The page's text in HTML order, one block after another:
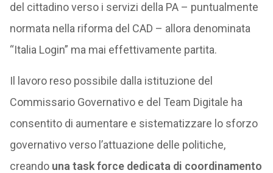
del cittadino verso i servizi della PA – puntualmente
normata nella riforma del CAD – allora denominata
“Italia Login” ma mai effettivamente partita.
Il lavoro reso possibile dalla istituzione del
Commissario Governativo e del Team Digitale ha
consentito di aumentare e sistematizzare lo sforzo
governativo verso l’attuazione delle politiche,
creando una task force dedicata di coordinamento